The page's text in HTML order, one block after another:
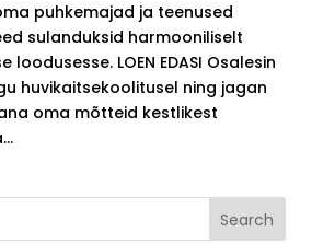
puhkemajad ja teenused
sulanduksid harmooniliselt
loodusesse. LOEN EDASI Osalesin
huvikaitsekoolitusel ning jagan
oma mõtteid kestlikest
Search